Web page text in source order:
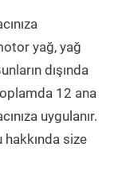
yağ, yağ
dışında
12 ana
uygulanır.
hakkında size